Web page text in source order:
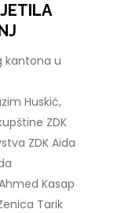
kantona u
Huskić,
ZDK
ZDK Aida
Kasap
Tarik